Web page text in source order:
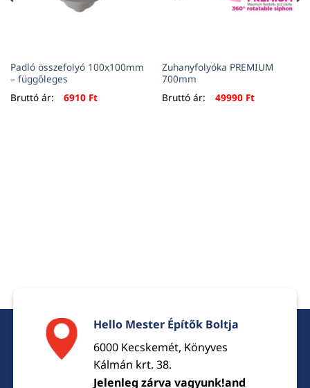
Padló összefolyó 100x100mm
– függőleges
Bruttó ár:
6910 Ft
Zuhanyfolyóka PREMIUM
700mm
Bruttó ár:
49990 Ft
Hello Mester Építők Boltja
6000 Kecskemét, Könyves
Kálmán krt. 38.
Jelenleg zárva vagyunk!and